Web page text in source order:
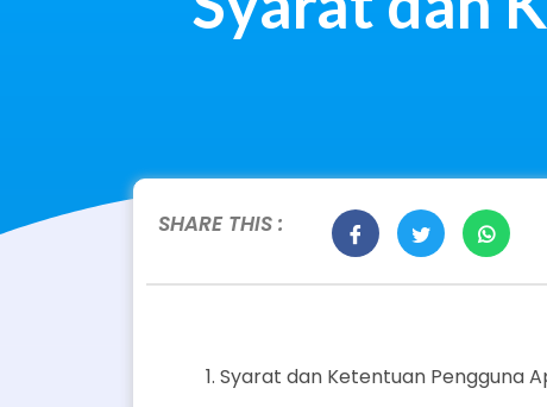
SHARE THIS :
Syarat dan Ketentuan Pengguna